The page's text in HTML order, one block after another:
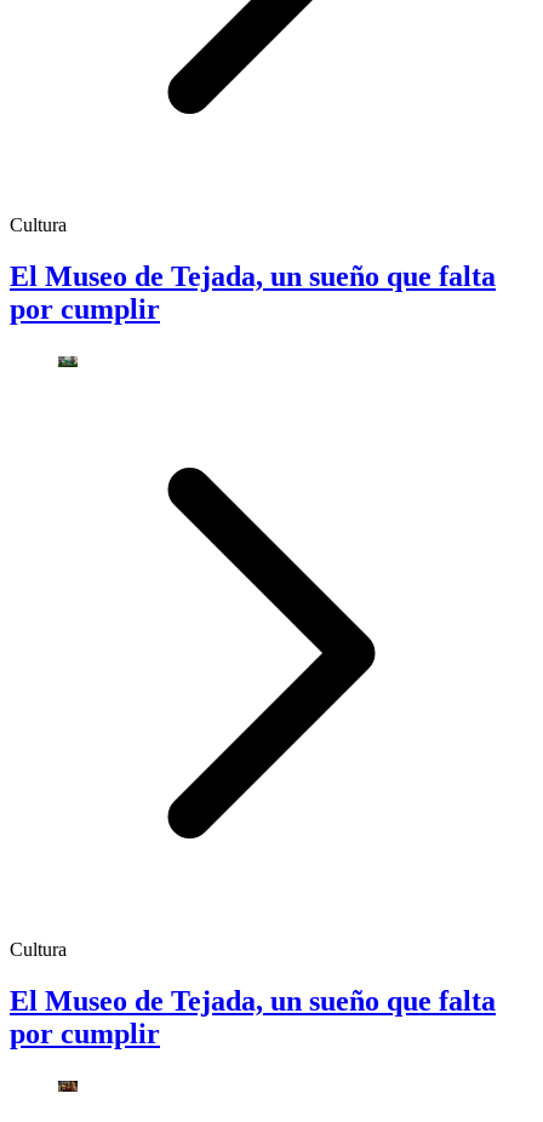
Cultura
El Museo de Tejada, un sueño que falta
por cumplir
Cultura
El Museo de Tejada, un sueño que falta
por cumplir